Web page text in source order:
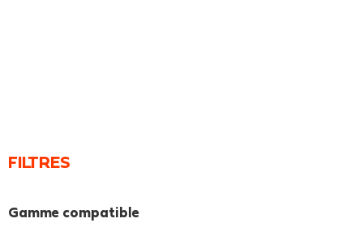
FILTRES
Gamme compatible